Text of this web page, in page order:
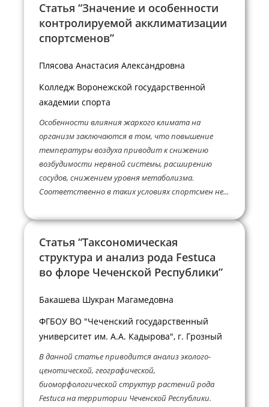
Статья “Значение и особенности
контролируемой акклиматизации
спортсменов”
Плясова Анастасия Александровна
Колледж Воронежской государственной
академии спорта
Особенности влияния жаркого климата на
организм заключаются в том, что повышение
температуры воздуха приводит к снижению
возбудимости нервной системы, расширению
сосудов, снижением уровня метаболизма.
Соответственно в таких условиях спортсмен не...
Статья “Таксономическая
структура и анализ рода Festuca
во флоре Чеченской Республики”
Бакашева Шукран Магамедовна
ФГБОУ ВО "Чеченский государственный
университет им. А.А. Кадырова", г. Грозный
В данной статье приводится анализ эколого-
ценотической, географической,
биоморфологической структур растений рода
Festuca на территории Чеченской Республики.